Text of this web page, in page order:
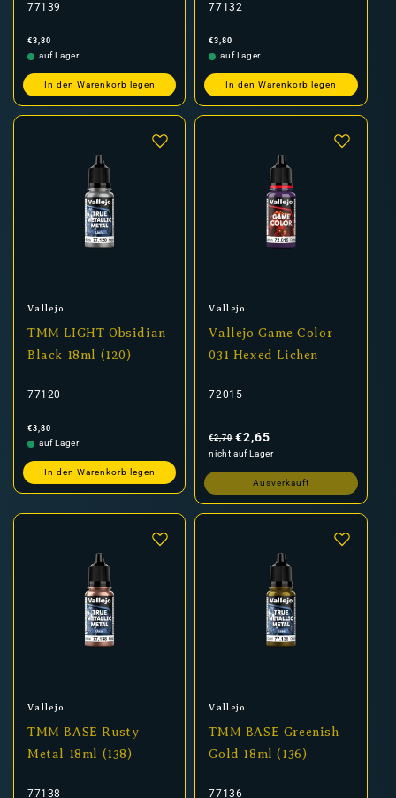
77139
Normaler
Preis
€3,80
auf Lager
In den Warenkorb legen
77132
Normaler
Preis
€3,80
auf Lager
In den Warenkorb legen
Anbieter:
Vallejo
TMM LIGHT Obsidian
Black 18ml (120)
77120
Normaler
Preis
€3,80
auf Lager
In den Warenkorb legen
Anbieter:
Vallejo
Vallejo Game Color
031 Hexed Lichen
72015
Preis
€2,70 €2,65
nicht auf Lager
Ausverkauft
Anbieter:
Vallejo
TMM BASE Rusty
Metal 18ml (138)
77138
Anbieter:
Vallejo
TMM BASE Greenish
Gold 18ml (136)
77136